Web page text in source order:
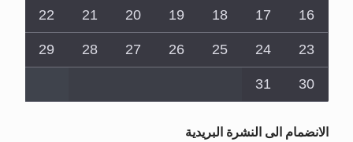
16
17
18
19
20
21
22
23
24
25
26
27
28
29
30
31
الانضمام الى النشرة البريدية